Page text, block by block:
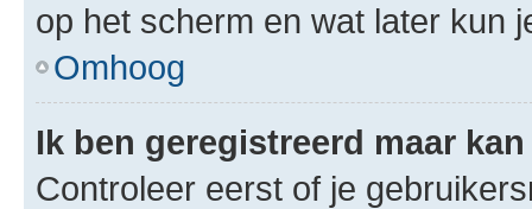
op het scherm en wat later kun
Omhoog
Ik ben geregistreerd maar
Controleer eerst of je